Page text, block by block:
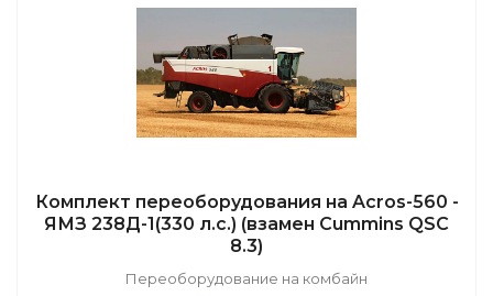
Комплект переоборудования на Acros-560 -
ЯМЗ 238Д-1(330 л.с.) (взамен Cummins QSC
8.3)
Переоборудование на комбайн